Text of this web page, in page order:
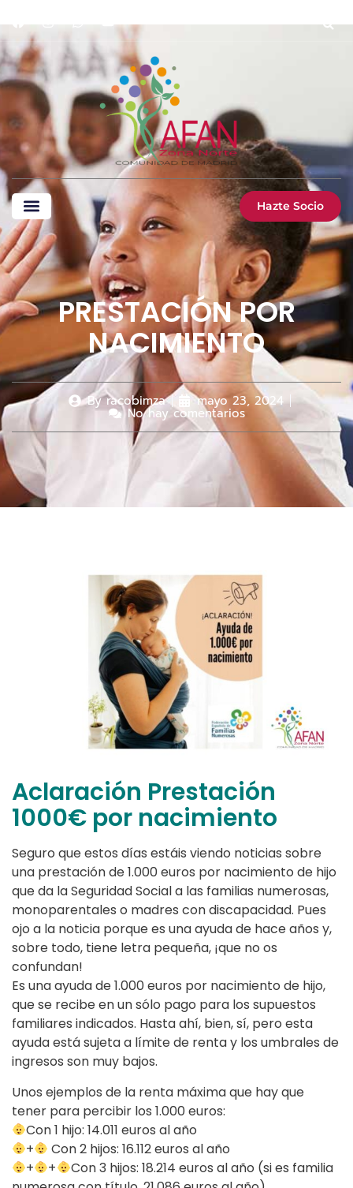
Hazte Socio
PRESTACIÓN POR
NACIMIENTO
Byracobimza mayo 23, 2024
No hay comentarios
Aclaración Prestación
1000€ por nacimiento
Seguro que estos días estáis viendo noticias sobre
una prestación de 1.000 euros por nacimiento de hijo
que da la Seguridad Social a las familias numerosas,
monoparentales o madres con discapacidad. Pues
ojo a la noticia porque es una ayuda de hace años y,
sobre todo, tiene letra pequeña, ¡que no os
confundan!
Es una ayuda de 1.000 euros por nacimiento de hijo,
que se recibe en un sólo pago para los supuestos
familiares indicados. Hasta ahí, bien, sí, pero esta
ayuda está sujeta a límite de renta y los umbrales de
ingresos son muy bajos.
Unos ejemplos de la renta máxima que hay que
tener para percibir los 1.000 euros:
Con 1 hijo: 14.011 euros al año
+
Con 2 hijos: 16.112 euros al año
+
+
Con 3 hijos: 18.214 euros al año (si es familia